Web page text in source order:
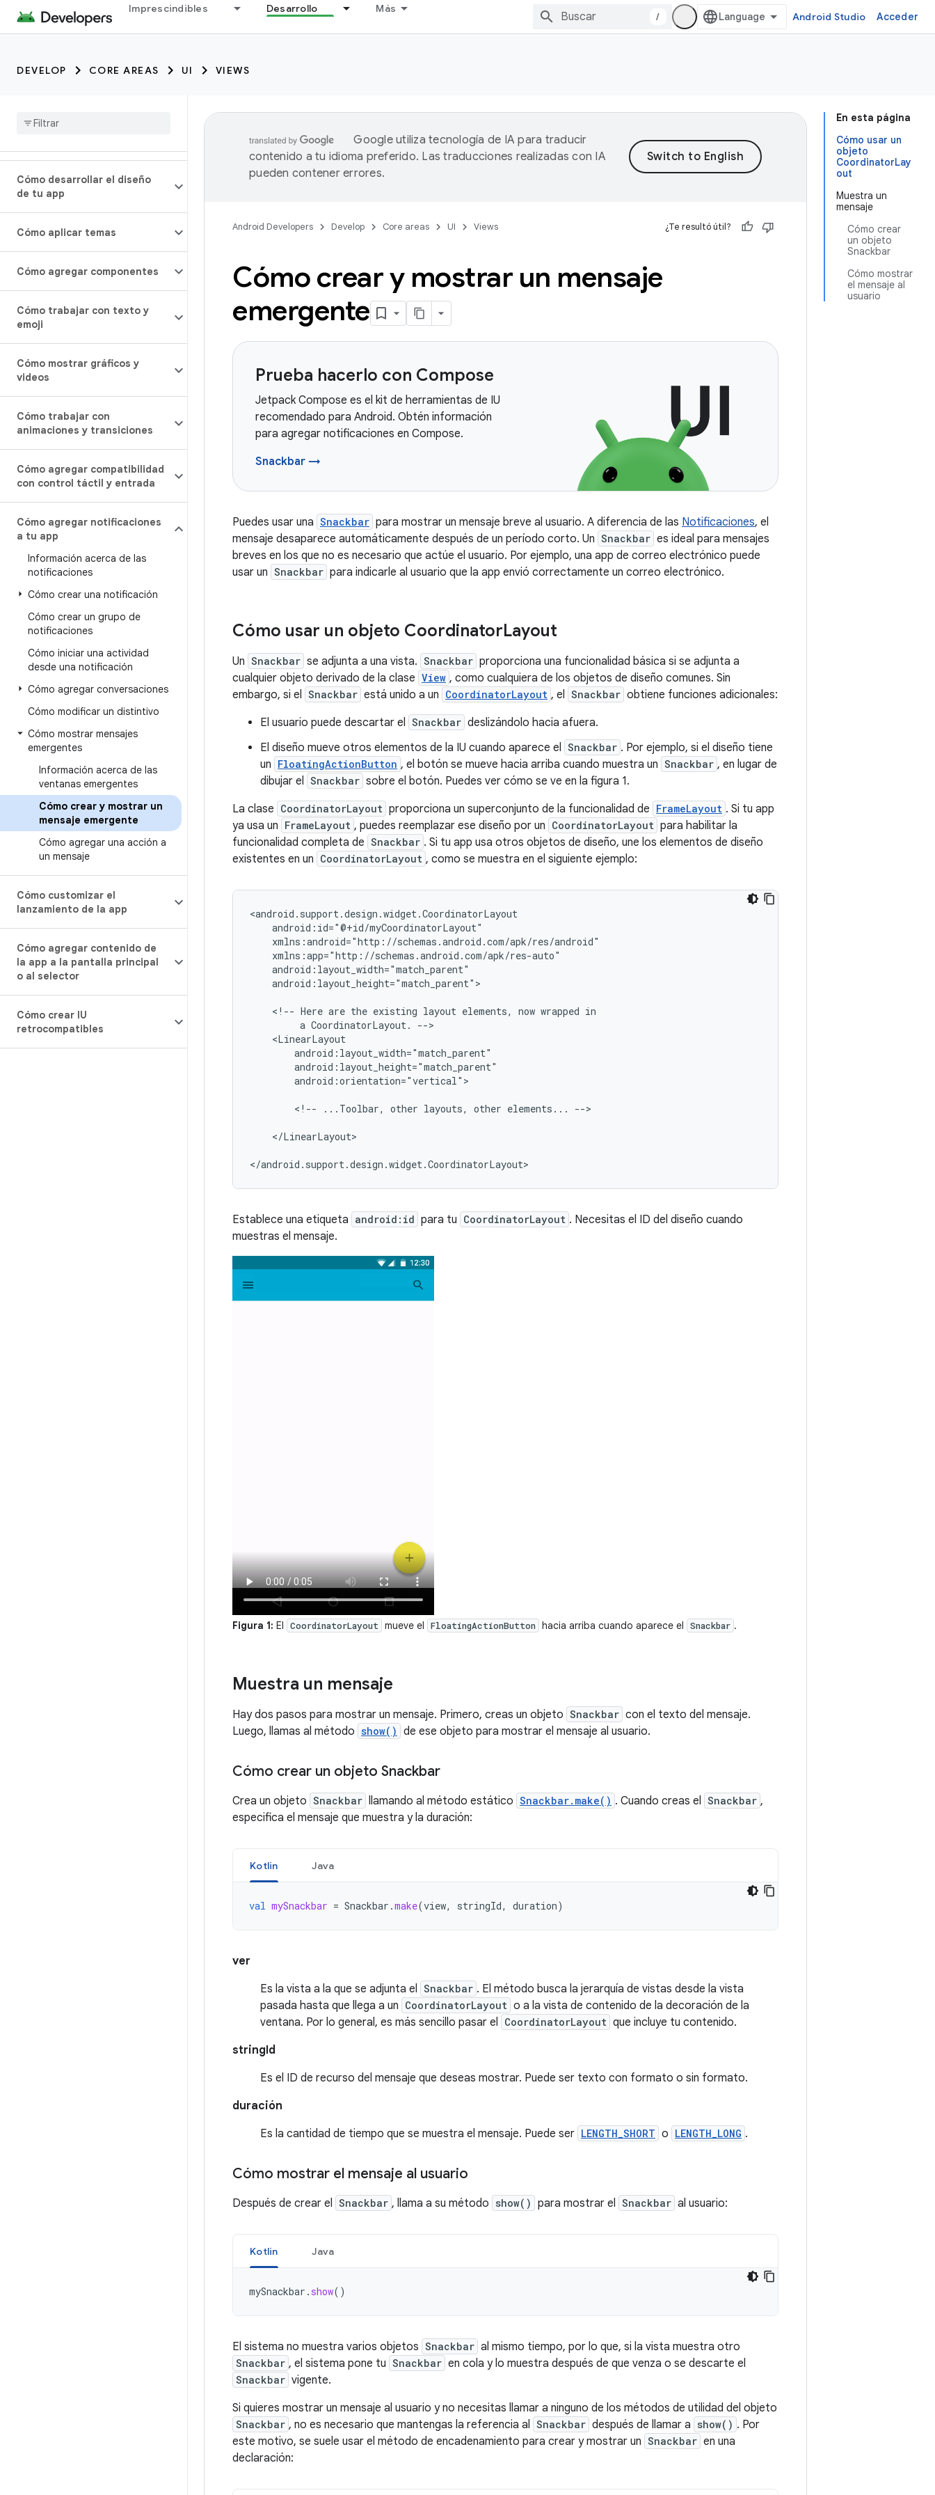
Imprescindibles Desarrollo Más
/ Android Studio Acceder
DEVELOP CORE AREAS UI VIEWS
Cómo desarrollar el diseño
de tu app
Cómo aplicar temas
Cómo agregar componentes
Cómo trabajar con texto y
emoji
Cómo mostrar gráficos y
videos
Cómo trabajar con
animaciones y transiciones
Cómo agregar compatibilidad
con control táctil y entrada
Cómo agregar notificaciones
a tu app
Información acerca de las
notificaciones
Cómo crear una notificación
Cómo crear un grupo de
notificaciones
Cómo iniciar una actividad
desde una notificación
Cómo agregar conversaciones
Cómo modificar un distintivo
Cómo mostrar mensajes
emergentes
Información acerca de las
ventanas emergentes
Cómo crear y mostrar un
mensaje emergente
Cómo agregar una acción a
un mensaje
Cómo customizar el
lanzamiento de la app
Cómo agregar contenido de
la app a la pantalla principal
o al selector
Cómo crear IU
retrocompatibles
En esta página
Cómo usar un
objeto
CoordinatorLay
out
Muestra un
mensaje
Cómo crear
un objeto
Snackbar
Cómo mostrar
el mensaje al
usuario
Google utiliza tecnología de IA para traducir
contenido a tu idioma preferido. Las traducciones realizadas con IA
pueden contener errores.
Android Developers Develop Core areas UI Views ¿Te resultó útil?
Cómo crear y mostrar un mensaje
emergente
Prueba hacerlo con Compose
Jetpack Compose es el kit de herramientas de IU
recomendado para Android. Obtén información
para agregar notificaciones en Compose.
Snackbar →
Puedes usar una Snackbar para mostrar un mensaje breve al usuario. A diferencia de las Notificaciones, el
mensaje desaparece automáticamente después de un período corto. Un Snackbar es ideal para mensajes
breves en los que no es necesario que actúe el usuario. Por ejemplo, una app de correo electrónico puede
usar un Snackbar para indicarle al usuario que la app envió correctamente un correo electrónico.
Cómo usar un objeto CoordinatorLayout
Un Snackbar se adjunta a una vista. Snackbar proporciona una funcionalidad básica si se adjunta a
cualquier objeto derivado de la clase View , como cualquiera de los objetos de diseño comunes. Sin
embargo, si el Snackbar está unido a un CoordinatorLayout , el Snackbar obtiene funciones adicionales:
El usuario puede descartar el Snackbar deslizándolo hacia afuera.
El diseño mueve otros elementos de la IU cuando aparece el Snackbar . Por ejemplo, si el diseño tiene
un FloatingActionButton , el botón se mueve hacia arriba cuando muestra un Snackbar , en lugar de
dibujar el Snackbar sobre el botón. Puedes ver cómo se ve en la figura 1.
La clase CoordinatorLayout proporciona un superconjunto de la funcionalidad de FrameLayout . Si tu app
ya usa un FrameLayout , puedes reemplazar ese diseño por un CoordinatorLayout para habilitar la
funcionalidad completa de Snackbar . Si tu app usa otros objetos de diseño, une los elementos de diseño
existentes en un CoordinatorLayout , como se muestra en el siguiente ejemplo:
android:layout_height="match_parent">
<!-- Here are the existing layout elements, now wrapped
a CoordinatorLayout.
android:orientation="vertical">
<!-- ...Toolbar, other layouts, other elements... -->
</LinearLayout>
</android.support.design.widget.CoordinatorLayout>
Establece una etiqueta android:id para tu CoordinatorLayout . Necesitas el ID del diseño cuando
muestras el mensaje.
Figura 1: El CoordinatorLayout mueve el FloatingActionButton hacia arriba cuando aparece el Snackbar .
Muestra un mensaje
Hay dos pasos para mostrar un mensaje. Primero, creas un objeto Snackbar con el texto del mensaje.
Luego, llamas al método show() de ese objeto para mostrar el mensaje al usuario.
Cómo crear un objeto Snackbar
Crea un objeto Snackbar llamando al método estático Snackbar.make() . Cuando creas el Snackbar ,
especifica el mensaje que muestra y la duración:
Kotlin Java
val mySnackbar = Snackbar .make(view, stringId, duration)
ver
Es la vista a la que se adjunta el
Snackbar . El método busca la jerarquía de vistas desde la vista
pasada hasta que llega a un CoordinatorLayout o a la vista de contenido de la decoración de la
ventana. Por lo general, es más sencillo pasar el
CoordinatorLayout que incluye tu contenido.
stringId
Es el ID de recurso del mensaje que deseas mostrar. Puede ser texto con formato o sin formato.
duración
Es la cantidad de tiempo que se muestra el mensaje. Puede ser LENGTH_SHORT o LENGTH_LONG .
Cómo mostrar el mensaje al usuario
Después de crear el Snackbar , llama a su método show() para mostrar el Snackbar al usuario:
Kotlin Java
mySnackbar . show()
El sistema no muestra varios objetos Snackbar al mismo tiempo, por lo que, si la vista muestra otro
Snackbar , el sistema pone tu Snackbar en cola y lo muestra después de que venza o se descarte el
Snackbar vigente.
Si quieres mostrar un mensaje al usuario y no necesitas llamar a ninguno de los métodos de utilidad del objeto
Snackbar , no es necesario que mantengas la referencia al Snackbar después de llamar a show() . Por
este motivo, se suele usar el método de encadenamiento para crear y mostrar un Snackbar en una
declaración: